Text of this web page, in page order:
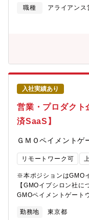
なく、社会課題に対し
める方には、きっと大
得ています。今後は、
効率化に留まらず、患
ートナーセールスのマ
牽引する責任者候補を
ディーラー・メーカー
ンス構築とパートナー
MEDIXS事業として明
販売スキーム構築 を進
く、戦略策定・事業企
ます。【ミッション】■
た、全国市場の面制圧
る■自社の直販リソース
に対し、パートナー企
超えたスピードで市場
ートナー経由でのリー
ア拡大目標の達成にコ
店）双方が利益を最大
ンティブ構造）を設計
職種
アライアンス
入社実績あり
営業・プロダクト
済SaaS】
ＧＭＯペイメントゲ
リモートワーク可
※本ポジションはGMO
【GMOイプシロン社に
GMOペイメントゲート
スを提供しています。
勤務地 東京都